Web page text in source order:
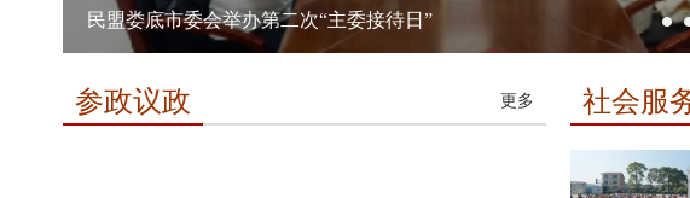
傅小松率队开展
民盟娄底市委会举办“主委接待日”
参政议政 更多 社会服